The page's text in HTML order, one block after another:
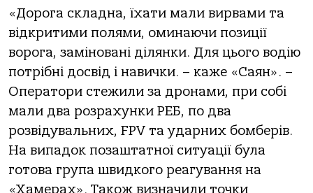
«Дорога складна, їхати мали вирвами та
відкритими полями, оминаючи позиції
ворога, заміновані ділянки. Для цього водію
потрібні досвід і навички. – каже «Саян». –
Оператори стежили за дронами, при собі
мали два розрахунки РЕБ, по два
розвідувальних, FPV та ударних бомберів.
На випадок позаштатної ситуації була
готова група швидкого реагування на
«Хамерах». Також визначили точки